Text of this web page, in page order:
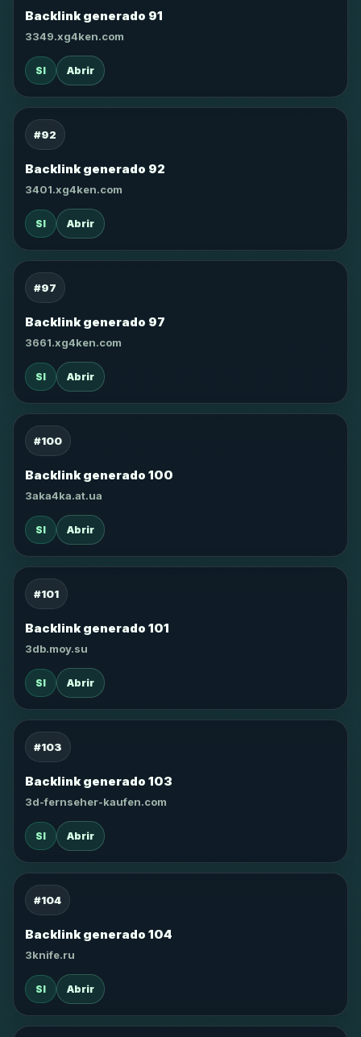
Backlink generado 91
3349.xg4ken.com
SI Abrir
#92
Backlink generado 92
3401.xg4ken.com
SI Abrir
#97
Backlink generado 97
3661.xg4ken.com
SI Abrir
#100
Backlink generado 100
3aka4ka.at.ua
SI Abrir
#101
Backlink generado 101
3db.moy.su
SI Abrir
#103
Backlink generado 103
3d-fernseher-kaufen.com
SI Abrir
#104
Backlink generado 104
3knife.ru
SI Abrir